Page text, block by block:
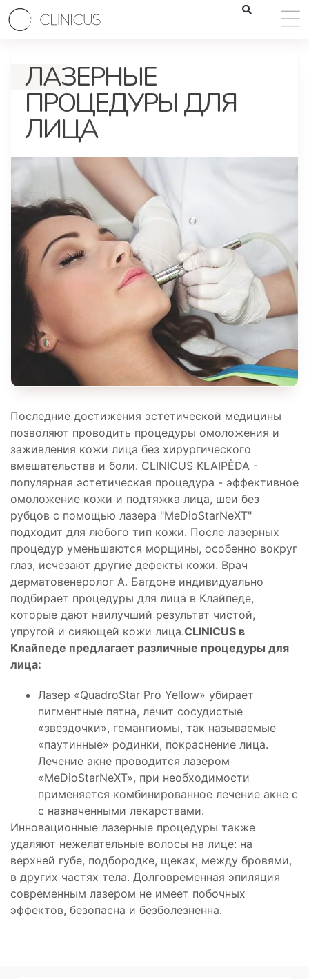
ЛАЗЕРНЫЕ
ПРОЦЕДУРЫ ДЛЯ
ЛИЦА
Последние достижения эстетической медицины
позволяют проводить процедуры омоложения и
заживления кожи лица без хирургического
вмешательства и боли. CLINICUS KLAIPĖDA -
популярная эстетическая процедура - эффективное
омоложение кожи и подтяжка лица, шеи без
рубцов с помощью лазера "MeDioStarNeXT"
подходит для любого тип кожи. После лазерных
процедур уменьшаются морщины, особенно вокруг
глаз, исчезают другие дефекты кожи. Врач
дерматовенеролог А. Багдоне индивидуально
подбирает процедуры для лица в Клайпеде,
которые дают наилучший результат чистой,
упругой и сияющей кожи лица.CLINICUS в
Клайпеде предлагает различные процедуры для
лица:
Лазер «QuadroStar Pro Yellow» убирает
пигментные пятна, лечит сосудистые
«звездочки», гемангиомы, так называемые
«паутинные» родинки, покраснение лица.
Лечение акне проводится лазером
«MeDioStarNeXT», при необходимости
применяется комбинированное лечение акне с
с назначенными лекарствами.
Инновационные лазерные процедуры также
удаляют нежелательные волосы на лице: на
верхней губе, подбородке, щеках, между бровями,
в других частях тела. Долговременная эпиляция
современным лазером не имеет побочных
эффектов, безопасна и безболезненна.